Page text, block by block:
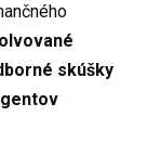
skúšky